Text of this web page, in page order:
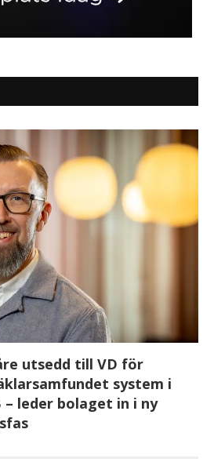
utsedd till VD för
system i
– leder bolaget in i ny